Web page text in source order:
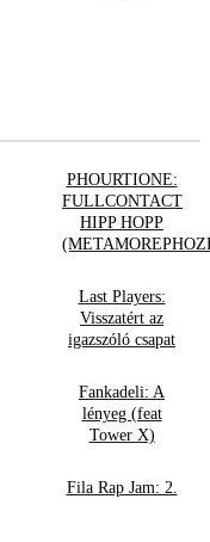
PHOURTIONE:
FULLCONTACT
HIPP HOPP
Last Players:
Visszatért az
igazszóló csapat
Fankadeli: A
lényeg (feat
Tower X)
Fila Rap Jam: 2.